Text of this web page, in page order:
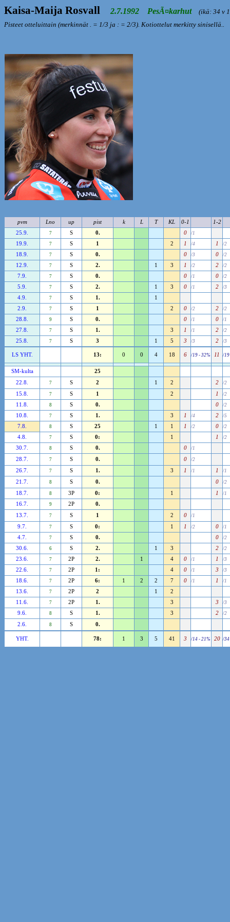
Kaisa-Maija Rosvall2.7.1992 PesÃ¤karhut
(ikä: 34 v
Pisteet otteluittain (merkinnät . = 1/3 ja : = 2/3). Kotiottelut merkitty sinisellä..
pvm Lno up pist k L T KL 0-1
1-2
25.9.
7 S 0. 0 /1
19.9. 7 S 1 2 1 /4 1 /2
18.9. 7 S 0. 0 /3 0 /2
12.9. 7 S 2. 1 3 1 /2 2 /2
7.9. 7 S 0. 0 /1 0 /2
5.9. 7 S 2. 1 3 0 /1 2 /3
4.9. 7 S 1.
1
2.9.
7 S 1 2 0 /2 2 /2
28.8. 9 S 0. 0 /1 0 /1
27.8. 7 S 1. 3 1 /1 2 /2
25.8. 7 S 3 1 5 3 /3 2 /3
LS YHT. 13: 0 0 4 18 6 /19 - 32% 11 /19
SM-kulta
25
22.8.
7 S 2 1 2 2 /2
15.8. 7 S 1 2 1 /2
11.8. 8 S 0. 0 /2
10.8. 7 S 1. 3 1 /4 2 /5
7.8. 8 S 25 1 1 1 /2 0 /2
4.8. 7 S 0: 1 1 /2
30.7. 8 S 0. 0 /1
28.7. 7 S 0. 0 /2
26.7. 7 S 1. 3 1 /1 1 /1
21.7. 8 S 0. 0 /2
18.7. 8 3P 0: 1 1 /1
16.7. 9 2P
0.
13.7.
7 S 1 2 0 /1
9.7. 7 S 0: 1 1 /2 0 /1
4.7. 7 S 0. 0 /2
30.6. 6 S 2. 1 3 2 /2
23.6. 7 2P 2. 1 4 0 /1 1 /3
22.6. 7 2P 1: 4 0 /1 3 /3
18.6. 7 2P 6: 1 2 2 7 0 /1 1 /1
13.6. 7 2P 2 1
2
11.6.
7 2P 1. 3 3 /3
9.6. 8 S 1. 3 2 /2
2.6. 8 S 0.
YHT. 78: 1 3 5 41 3 /14 - 21% 20 /34